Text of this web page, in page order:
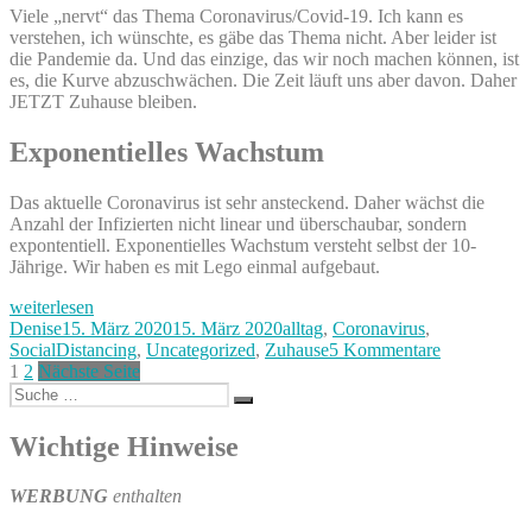
Viele „nervt“ das Thema Coronavirus/Covid-19. Ich kann es
verstehen, ich wünschte, es gäbe das Thema nicht. Aber leider ist
die Pandemie da. Und das einzige, das wir noch machen können, ist
es, die Kurve abzuschwächen. Die Zeit läuft uns aber davon. Daher
JETZT Zuhause bleiben.
Exponentielles Wachstum
Das aktuelle Coronavirus ist sehr ansteckend. Daher wächst die
Anzahl der Infizierten nicht linear und überschaubar, sondern
expontentiell. Exponentielles Wachstum versteht selbst der 10-
Jährige. Wir haben es mit Lego einmal aufgebaut.
„Isoliert
allein
mit
drei
Kindern
–
#SocialDistancing“
weiterlesen
Autor
DeniseVeröffentlicht
am
15. März 202015. März 2020Kategorien
alltag, Coronavirus,
SocialDistancing, Uncategorized, Zuhause5 Kommentarezu
Seitennummerierung
der
Beiträge
Seite
1 Seite
2 Nächste Seite
Suche
nach:
Suchen
Wichtige Hinweise
WERBUNG enthalten